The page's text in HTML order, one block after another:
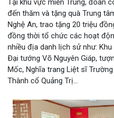
Tại khu vực miền Trung, đoàn
đến thăm và tặng quà Trung
Nghệ An, trao tặng 20 triệu
đồng thời tổ chức các hoạt
nhiều địa danh lịch sử như:
Đại tướng Võ Nguyên Giáp,
Mốc, Nghĩa trang Liệt sĩ
Thành cổ Quảng Trị...